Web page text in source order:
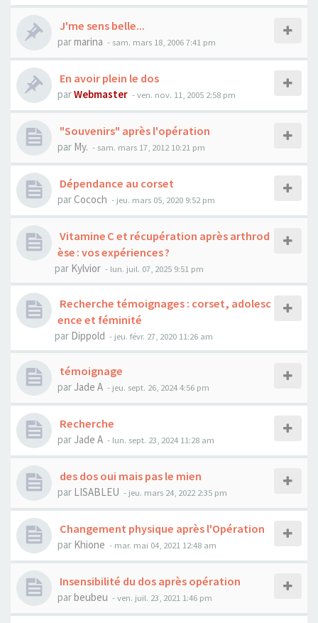
J'me sens belle...
parmarina - sam. mars 18, 2006 7:41 pm
En avoir plein le dos
parWebmaster - ven. nov. 11, 2005 2:58 pm
"Souvenirs" après l'opération
par My. - sam. mars 17, 2012 10:21 pm
Dépendance au corset
parCococh - jeu. mars 05, 2020 9:52 pm
Vitamine C et récupération après arthrod
èse : vos expériences ?
par Kylvior - lun. juil. 07, 2025 9:51 pm
Recherche témoignages : corset, adolesc
ence et féminité
par Dippold - jeu. févr. 27, 2020 11:26 am
témoignage
par Jade A - jeu. sept. 26, 2024 4:56 pm
Recherche
par Jade A - lun. sept. 23, 2024 11:28 am
des dos oui mais pas le mien
par LISABLEU - jeu. mars 24, 2022 2:35 pm
Changement physique après l'Opération
par Khione - mar. mai 04, 2021 12:48 am
Insensibilité du dos après opération
parbeubeu - ven. juil. 23, 2021 1:46 pm